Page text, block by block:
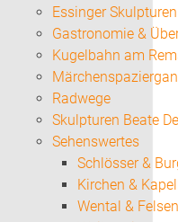
Essinger Skulpturen
Gastronomie &
Kugelbahn am
Radwege
Skulpturen Beate
Sehenswertes
Schlösser &
Kirchen &
Wental &